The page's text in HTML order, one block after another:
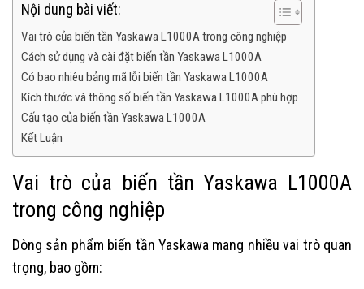
Nội dung bài viết:
Vai trò của biến tần Yaskawa L1000A trong công nghiệp
Cách sử dụng và cài đặt biến tần Yaskawa L1000A
Có bao nhiêu bảng mã lỗi biến tần Yaskawa L1000A
Kích thước và thông số biến tần Yaskawa L1000A phù hợp
Cấu tạo của biến tần Yaskawa L1000A
Kết Luận
Vai trò của biến tần Yaskawa L1000A
trong công nghiệp
Dòng sản phẩm biến tần Yaskawa mang nhiều vai trò quan
trọng, bao gồm: